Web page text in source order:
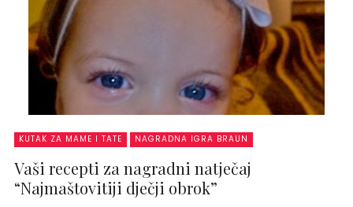
KUTAK ZA MAME I TATE NAGRADNA IGRA BRAUN
Vaši recepti za nagradni natječaj
“Najmaštovitiji dječji obrok”